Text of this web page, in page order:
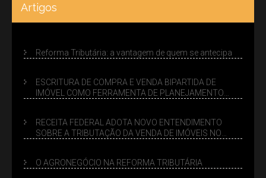
Artigos
Reforma Tributária: a vantagem de quem se antecipa
ESCRITURA DE COMPRA E VENDA BIPARTIDA DE
IMÓVEL COMO FERRAMENTA DE PLANEJAMENTO
RECEITA FEDERAL ADOTA NOVO ENTENDIMENTO
SOBRE A TRIBUTAÇÃO DA VENDA DE IMÓVEIS NO
O AGRONEGÓCIO NA REFORMA TRIBUTÁRIA